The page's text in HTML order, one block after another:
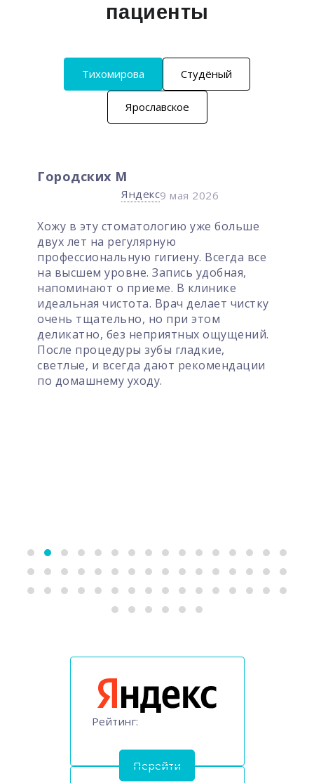
пациенты
Тихомирова Студёный
Ярославское
уже больше
гигиену. Всегда все
Запись удобная,
о приеме. В клинике
Врач делает чистку
но при этом
неприятных ощущений.
зубы гладкие,
дают рекомендации
уходу.
Очень
Рейтинг:
Перейти